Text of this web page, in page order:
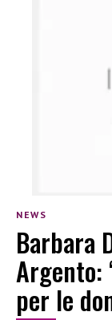
NEWS
Barbara
Argento:
per le